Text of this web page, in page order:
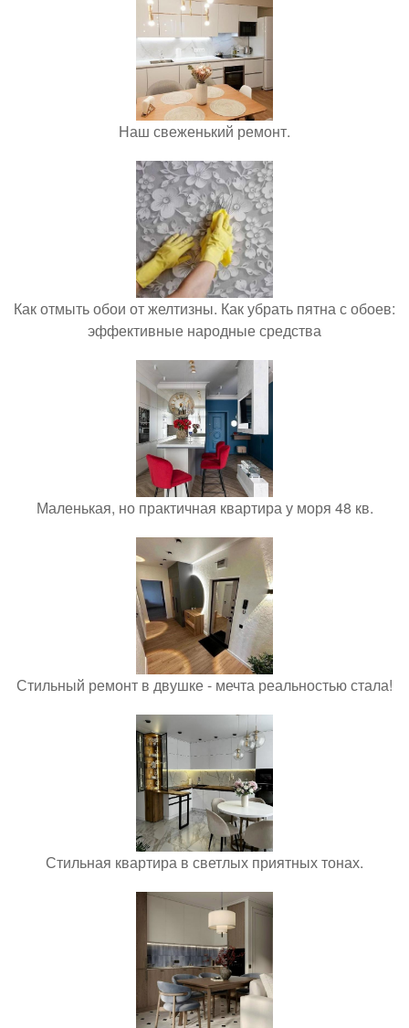
Наш свеженький ремонт.
Как отмыть обои от желтизны. Как убрать пятна с обоев:
эффективные народные средства
Маленькая, но практичная квартира у моря 48 кв.
Стильный ремонт в двушке - мечта реальностью стала!
Стильная квартира в светлых приятных тонах.